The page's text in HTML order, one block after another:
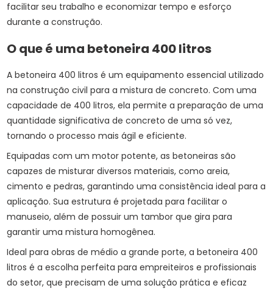
facilitar seu trabalho e economizar tempo e esforço
durante a construção.
O que é uma betoneira 400 litros
A betoneira 400 litros é um equipamento essencial utilizado
na construção civil para a mistura de concreto. Com uma
capacidade de 400 litros, ela permite a preparação de uma
quantidade significativa de concreto de uma só vez,
tornando o processo mais ágil e eficiente.
Equipadas com um motor potente, as betoneiras são
capazes de misturar diversos materiais, como areia,
cimento e pedras, garantindo uma consistência ideal para a
aplicação. Sua estrutura é projetada para facilitar o
manuseio, além de possuir um tambor que gira para
garantir uma mistura homogênea.
Ideal para obras de médio a grande porte, a betoneira 400
litros é a escolha perfeita para empreiteiros e profissionais
do setor, que precisam de uma solução prática e eficaz